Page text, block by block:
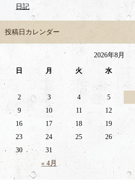
日記
投稿日カレンダー
2026年8月
日 月 火 水
« 4月
2
3 4 5
9
10 11 12
16
17 18 19
23
24 25 26
30
31